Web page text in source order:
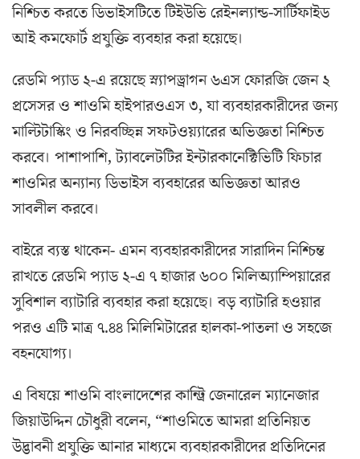
নিশ্চিত করতে ডিভাইসটিতে টিইউভি রেইনল্যান্ড-সার্টিফাইড
আই কমফোর্ট প্রযুক্তি ব্যবহার করা হয়েছে।
রেডমি প্যাড ২-এ রয়েছে স্ন্যাপড্রাগন ৬এস ফোরজি জেন ২
প্রসেসর ও শাওমি হাইপারওএস ৩, যা ব্যবহারকারীদের জন্য
মাল্টিটাস্কিং ও নিরবচ্ছিন্ন সফটওয়্যারের অভিজ্ঞতা নিশ্চিত
করবে। পাশাপাশি, ট্যাবলেটটির ইন্টারকানেক্টিভিটি ফিচার
শাওমির অন্যান্য ডিভাইস ব্যবহারের অভিজ্ঞতা আরও
সাবলীল করবে।
বাইরে ব্যস্ত থাকেন- এমন ব্যবহারকারীদের সারাদিন নিশ্চিন্ত
রাখতে রেডমি প্যাড ২-এ ৭ হাজার ৬০০ মিলিঅ্যাম্পিয়ারের
সুবিশাল ব্যাটারি ব্যবহার করা হয়েছে। বড় ব্যাটারি হওয়ার
পরও এটি মাত্র ৭.৪৪ মিলিমিটারের হালকা-পাতলা ও সহজে
বহনযোগ্য।
এ বিষয়ে শাওমি বাংলাদেশের কান্ট্রি জেনারেল ম্যানেজার
জিয়াউদ্দিন চৌধুরী বলেন, “শাওমিতে আমরা প্রতিনিয়ত
উদ্ভাবনী প্রযুক্তি আনার মাধ্যমে ব্যবহারকারীদের প্রতিদিনের